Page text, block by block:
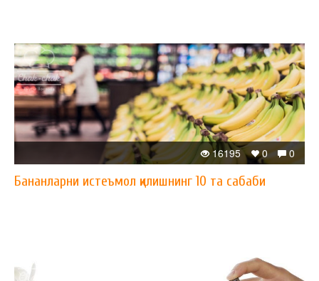
0
0
16195
Бананларни истеъмол қилишнинг 10 та сабаби